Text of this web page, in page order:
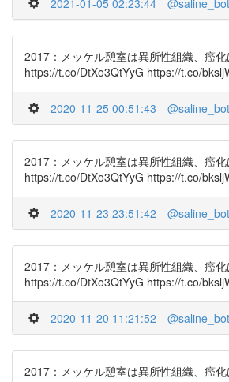
2021-01-05 02:23:44 @saline_bot
2017：メッケル憩室は異所性組織、癌化
https://t.co/DtXo3QtYyG https://t.co/
2020-11-25 00:51:43 @saline_bot
2017：メッケル憩室は異所性組織、癌化
https://t.co/DtXo3QtYyG https://t.co/
2020-11-23 23:51:42 @saline_bot
2017：メッケル憩室は異所性組織、癌化
https://t.co/DtXo3QtYyG https://t.co/
2020-11-20 11:21:52 @saline_bot
2017：メッケル憩室は異所性組織、癌化